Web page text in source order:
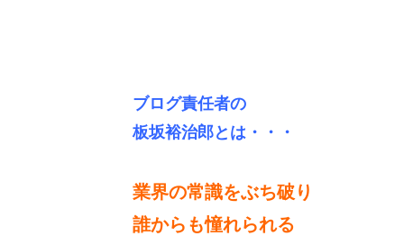
ブログ責任者の
板坂裕治郎とは・・・
業界の常識をぶち破り
誰からも憧れられる